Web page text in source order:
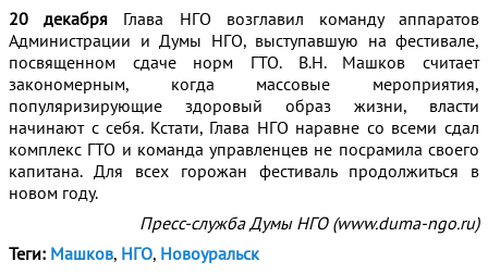
20 декабря Глава НГО возглавил команду аппаратов
Администрации и Думы НГО, выступавшую на фестивале,
посвященном сдаче норм ГТО. В.Н. Машков считает
закономерным, когда массовые мероприятия,
популяризирующие здоровый образ жизни, власти
начинают с себя. Кстати, Глава НГО наравне со всеми сдал
комплекс ГТО и команда управленцев не посрамила своего
капитана. Для всех горожан фестиваль продолжиться в
новом году.
Пресс-служба Думы НГО (www.duma-ngo.ru)
Теги: Машков, НГО, Новоуральск